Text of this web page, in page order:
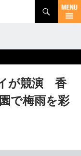
が競演 香
で梅雨を彩